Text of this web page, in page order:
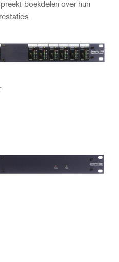
boekdelen over hun